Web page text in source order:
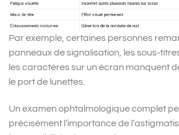
Par exemple, certaines personnes
panneaux de signalisation, les sous-
les caractères sur un écran manquent
le port de lunettes.
Un examen ophtalmologique complet
précisément l’importance de